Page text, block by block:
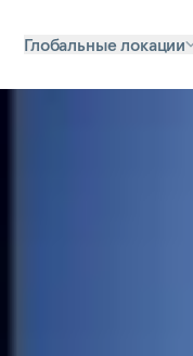
Глобальные локации